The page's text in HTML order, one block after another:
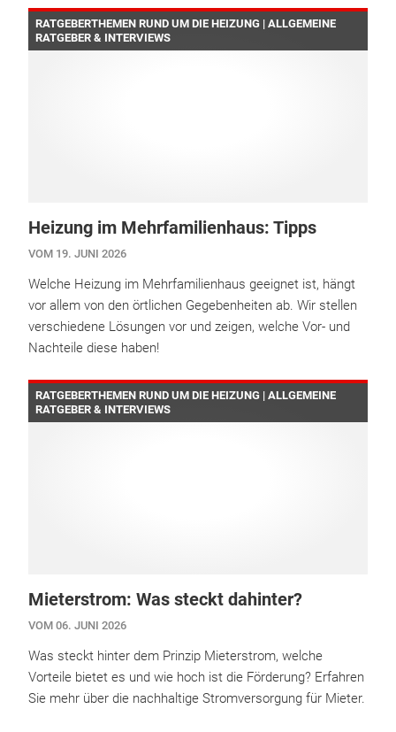
RATGEBERTHEMEN RUND UM DIE HEIZUNG | ALLGEMEINE
RATGEBER & INTERVIEWS
Heizung im Mehrfamilienhaus: Tipps
VOM 19. JUNI 2026
Welche Heizung im Mehrfamilienhaus geeignet ist, hängt
vor allem von den örtlichen Gegebenheiten ab. Wir stellen
verschiedene Lösungen vor und zeigen, welche Vor- und
Nachteile diese haben!
RATGEBERTHEMEN RUND UM DIE HEIZUNG | ALLGEMEINE
RATGEBER & INTERVIEWS
Mieterstrom: Was steckt dahinter?
VOM 06. JUNI 2026
Was steckt hinter dem Prinzip Mieterstrom, welche
Vorteile bietet es und wie hoch ist die Förderung? Erfahren
Sie mehr über die nachhaltige Stromversorgung für Mieter.